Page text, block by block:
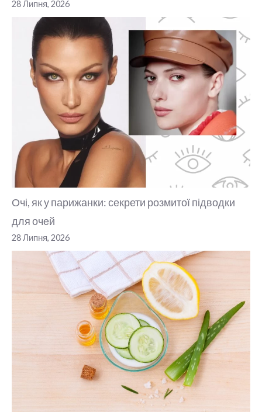
28 Липня, 2026
Очі, як у парижанки: секрети розмитої підводки
для очей
28 Липня, 2026